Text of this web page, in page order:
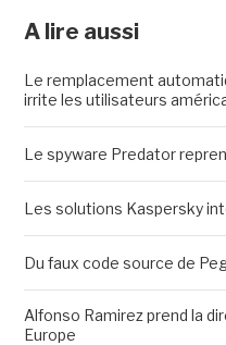
A lire aussi
Le remplacement
irrite les utilisateurs
Le spyware Predator
Les solutions Kaspersky
Du faux code source de
Alfonso Ramirez prend la
Europe